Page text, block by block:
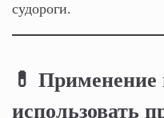
судороги.
💊
использовать